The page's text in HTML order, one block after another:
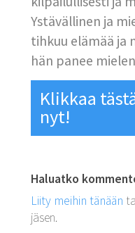
Ystävällinen ja
tihkuu elämää ja
hän panee
Klikkaa
nyt!
Haluatko
Liity meihin tänään
jäsen.